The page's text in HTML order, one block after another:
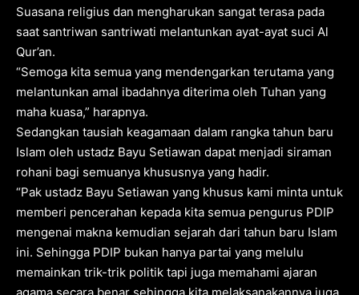
Suasana religius dan mengharukan sangat terasa pada
saat santriwan santriwati melantunkan ayat-ayat suci Al
Qur’an.
“Semoga kita semua yang mendengarkan terutama yang
melantunkan amal ibadahnya diterima oleh Tuhan yang
maha kuasa,” harapnya.
Sedangkan tausiah keagamaan dalam rangka tahun baru
Islam oleh ustadz Bayu Setiawan dapat menjadi siraman
rohani bagi semuanya khususnya yang hadir.
“Pak ustadz Bayu Setiawan yang khusus kami minta untuk
memberi pencerahan kepada kita semua pengurus PDIP
mengenai makna kemudian sejarah dari tahun baru Islam
ini. Sehingga PDIP bukan hanya partai yang melulu
memainkan trik-trik politik tapi juga memahami ajaran